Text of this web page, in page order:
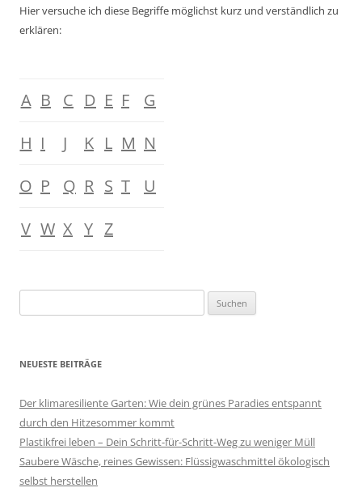
Hier versuche ich diese Begriffe möglichst kurz und verständlich zu
erklären:
A B C D E F
G
H I J K L M N
O P Q R S T
U
V W X Y Z
nach:
NEUESTE BEITRÄGE
Der klimaresiliente Garten: Wie dein grünes Paradies entspannt
durch den Hitzesommer kommt
Plastikfrei leben – Dein Schritt-für-Schritt-Weg zu weniger Müll
Saubere Wäsche, reines Gewissen: Flüssigwaschmittel ökologisch
selbst herstellen